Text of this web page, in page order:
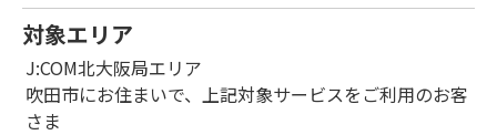
対象エリア
J:COM北大阪局エリア
吹田市にお住まいで、上記対象サービスをご利用のお客
さま